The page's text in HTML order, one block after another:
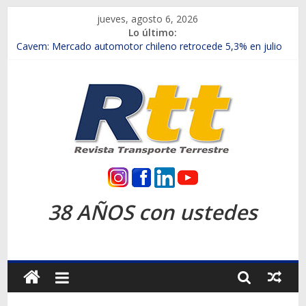
contenido
jueves, agosto 6, 2026
Lo último:
Chile es el primer mercado internacional en lanzar la nueva
Salfa suma vehículos electrificados de Chevrolet en el Biobío
Samex amplía su red con nuevas sucursales en Rancagua y
SINOTRUK Pick-ups presentó la recién estrenada Bolden en
la Expo Compras Públicas 2026
Revista
Transporte
Terrestre
38 AÑOS con ustedes